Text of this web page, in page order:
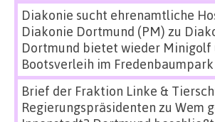
Diakonie sucht ehrenamtliche
Diakonie Dortmund (PM) zu
Dortmund bietet wieder Minigolf
Bootsverleih im Fredenbaumpark
Brief der Fraktion Linke &
Regierungspräsidenten zu Wem